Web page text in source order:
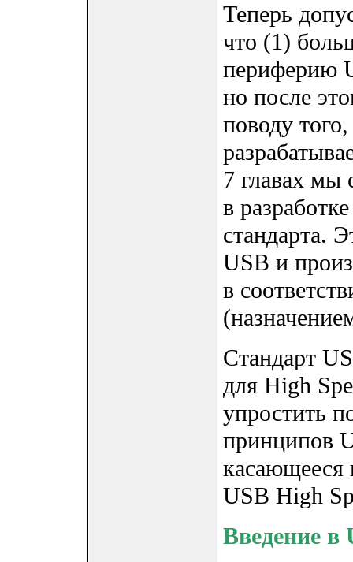
Теперь
что (1)
периферию
но после
поводу
7 главах мы
в
стандарта.
USB и
в
Стандарт
для High
упростить
принципов
касающееся
USB High
Введение в